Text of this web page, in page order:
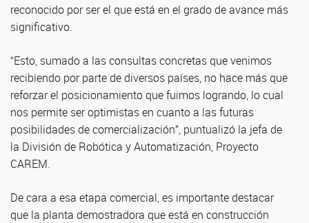
reconocido por ser el que está en el grado de avance más
significativo.
“Esto, sumado a las consultas concretas que venimos
recibiendo por parte de diversos países, no hace más que
reforzar el posicionamiento que fuimos logrando, lo cual
nos permite ser optimistas en cuanto a las futuras
posibilidades de comercialización”, puntualizó la jefa de
la División de Robótica y Automatización, Proyecto
CAREM.
De cara a esa etapa comercial, es importante destacar
que la planta demostradora que está en construcción